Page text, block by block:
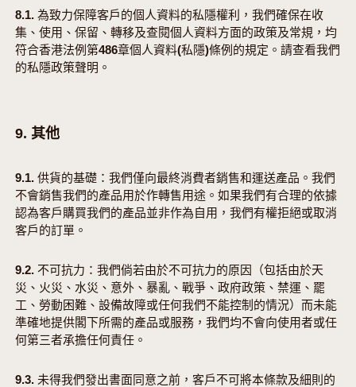
8.1. 為致力保障客戶的個人資料的私隱權利，我們確保在收
集、使用、保留、轉移及查閱個人資料方面的政策及常規，均
符合香港法例第486章個人資料(私隱)條例的規定。請查看我們
的私隱政策聲明。
9. 其他
9.1. 供貨的基礎：我們僅向最終消費者銷售和運送產品。我們
不會銷售我們的產品用於作轉售用途。如果我們有合理的依據
認為客戶購買我們的產品並非作為自用，我們有權拒絕或取消
客戶的訂單。
9.2. 不可抗力：我們倘若由於不可抗力的原因（包括由於天
災、火災、水災、意外、暴亂、戰爭、政府政策、禁運、罷
工、勞動困難、設備故障或任何我們不能控制的情況）而未能
準確地提供閣下所需的產品或服務，我們均不會向使用者或任
何第三者承擔任何責任。
9.3. 未得我們發出書面同意之前，客戶不可將本條款及細則的